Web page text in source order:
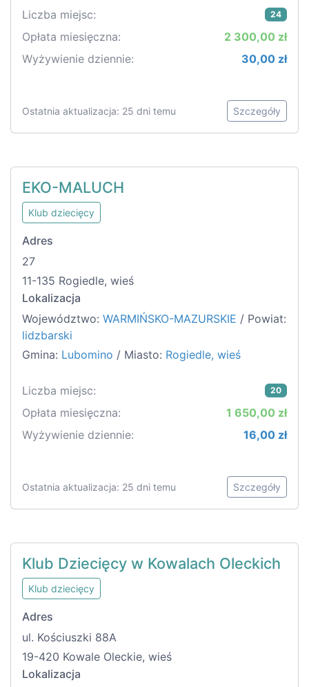
Liczba miejsc: 24
Opłata miesięczna:
2 300,00 zł
Wyżywienie dziennie:
30,00 zł
Ostatnia aktualizacja: 25 dni temu Szczegóły
EKO-MALUCH
Klub dziecięcy
Adres
27
11-135 Rogiedle, wieś
Lokalizacja
Województwo: WARMIŃSKO-MAZURSKIE / Powiat:
lidzbarski
Gmina: Lubomino / Miasto: Rogiedle, wieś
Liczba miejsc: 20
Opłata miesięczna:
1 650,00 zł
Wyżywienie dziennie:
16,00 zł
Ostatnia aktualizacja: 25 dni temu Szczegóły
Klub Dziecięcy w Kowalach Oleckich
Klub dziecięcy
Adres
ul. Kościuszki 88A
19-420 Kowale Oleckie, wieś
Lokalizacja